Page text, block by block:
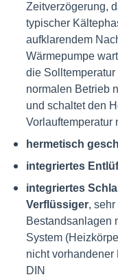
Zeitverzögerung,
typischer
aufklarendem
Wärmepumpe
die
normalen Betrieb
und schaltet den
Vorlauftemperatur
hermetisch
integriertes
integriertes
Verflüssiger,
Bestandsanlagen
System
nicht
DIN